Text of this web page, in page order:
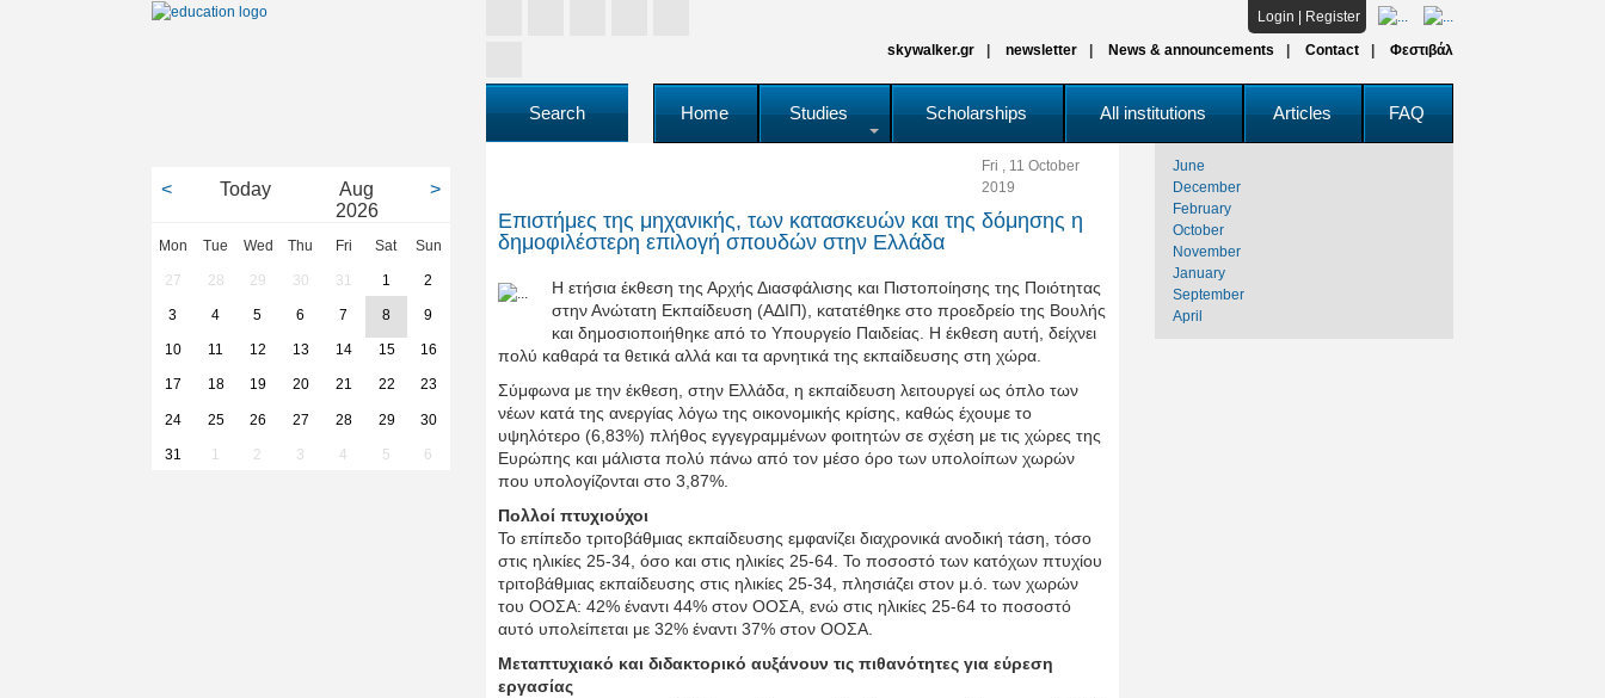
Login
Register
skywalker.gr
newsletter News & announcements Contact Φεστιβάλ
Search Home Studies Scholarships All institutions Articles FAQ
< Today
Aug
2026
>
Mon Tue Wed Thu Fri Sat Sun
27 28 29 30 31 1 2
3 4 5 6 7 8 9
10 11 12 13 14 15 16
17 18 19 20 21 22 23
24 25 26 27 28 29 30
31 1 2 3 4 5 6
Fri , 11 October
2019
Επιστήμες της μηχανικής, των κατασκευών και της δόμησης η
δημοφιλέστερη επιλογή σπουδών στην Ελλάδα
Η ετήσια έκθεση της Αρχής Διασφάλισης και Πιστοποίησης της Ποιότητας
στην Ανώτατη Εκπαίδευση (ΑΔΙΠ), κατατέθηκε στο προεδρείο της Βουλής
και δημοσιοποιήθηκε από το Υπουργείο Παιδείας. Η έκθεση αυτή, δείχνει
πολύ καθαρά τα θετικά αλλά και τα αρνητικά της εκπαίδευσης στη χώρα.
Σύμφωνα με την έκθεση, στην Ελλάδα, η εκπαίδευση λειτουργεί ως όπλο των
νέων κατά της ανεργίας λόγω της οικονομικής κρίσης, καθώς έχουμε το
υψηλότερο (6,83%) πλήθος εγγεγραμμένων φοιτητών σε σχέση με τις χώρες της
Ευρώπης και μάλιστα πολύ πάνω από τον μέσο όρο των υπολοίπων χωρών
που υπολογίζονται στο 3,87%.
Πολλοί πτυχιούχοι
Το επίπεδο τριτοβάθμιας εκπαίδευσης εμφανίζει διαχρονικά ανοδική τάση, τόσο
στις ηλικίες 25-34, όσο και στις ηλικίες 25-64. Το ποσοστό των κατόχων πτυχίου
τριτοβάθμιας εκπαίδευσης στις ηλικίες 25-34, πλησιάζει στον μ.ό. των χωρών
του ΟΟΣΑ: 42% έναντι 44% στον ΟΟΣΑ, ενώ στις ηλικίες 25-64 το ποσοστό
αυτό υπολείπεται με 32% έναντι 37% στον ΟΟΣΑ.
Μεταπτυχιακό και διδακτορικό αυξάνουν τις πιθανότητες για εύρεση
εργασίας
June
December
February
October
November
January
September
April